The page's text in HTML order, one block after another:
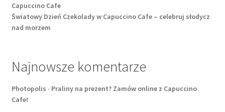
Capuccino Cafe
Światowy Dzień Czekolady w Capuccino Cafe – celebruj słodycz
nad morzem
Najnowsze komentarze
Photopolis - Praliny na prezent? Zamów online z Capuccino
Cafe!